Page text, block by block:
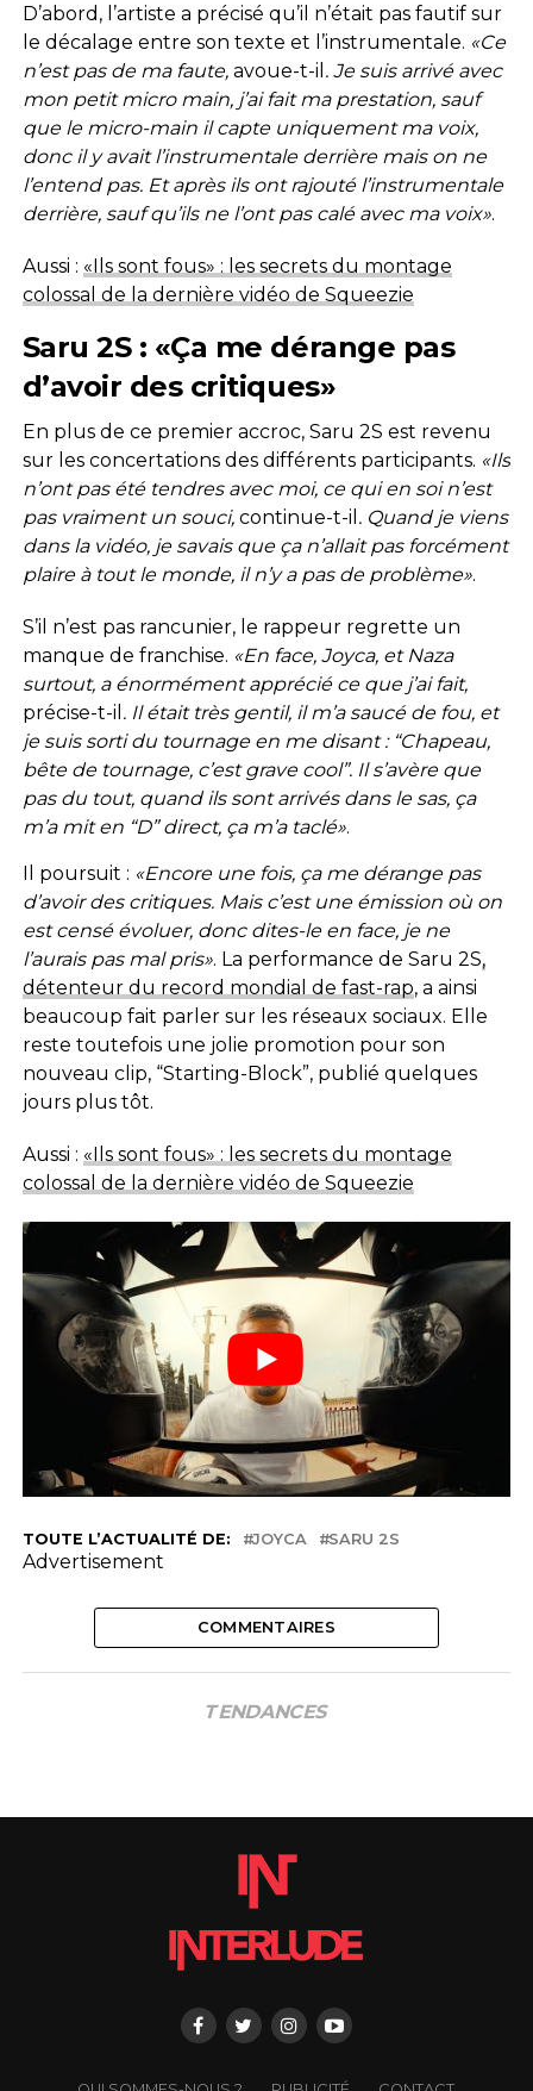
D’abord, l’artiste a précisé qu’il n’était pas fautif sur
le décalage entre son texte et l’instrumentale. «Ce
n’est pas de ma faute, avoue-t-il . Je suis arrivé avec
mon petit micro main, j’ai fait ma prestation, sauf
que le micro-main il capte uniquement ma voix,
donc il y avait l’instrumentale derrière mais on ne
l’entend pas. Et après ils ont rajouté l’instrumentale
derrière, sauf qu’ils ne l’ont pas calé avec ma voix».
Aussi : «Ils sont fous» : les secrets du montage
colossal de la dernière vidéo de Squeezie
Saru 2S : «Ça me dérange pas
d’avoir des critiques»
En plus de ce premier accroc, Saru 2S est revenu
sur les concertations des différents participants. «Ils
n’ont pas été tendres avec moi, ce qui en soi n’est
pas vraiment un souci, continue-t-il . Quand je viens
dans la vidéo, je savais que ça n’allait pas forcément
plaire à tout le monde, il n’y a pas de problème».
S’il n’est pas rancunier, le rappeur regrette un
manque de franchise. «En face, Joyca, et Naza
surtout, a énormément apprécié ce que j’ai fait,
précise-t-il . Il était très gentil, il m’a saucé de fou, et
je suis sorti du tournage en me disant : “Chapeau,
bête de tournage, c’est grave cool”. Il s’avère que
pas du tout, quand ils sont arrivés dans le sas, ça
m’a mit en “D” direct, ça m’a taclé».
Il poursuit : «Encore une fois, ça me dérange pas
d’avoir des critiques. Mais c’est une émission où on
est censé évoluer, donc dites-le en face, je ne
l’aurais pas mal pris». La performance de Saru 2S,
détenteur du record mondial de fast-rap, a ainsi
beaucoup fait parler sur les réseaux sociaux. Elle
reste toutefois une jolie promotion pour son
nouveau clip, “Starting-Block”, publié quelques
jours plus tôt.
Aussi : «Ils sont fous» : les secrets du montage
colossal de la dernière vidéo de Squeezie
TOUTE L’ACTUALITÉ DE: JOYCA SARU 2S
Advertisement
COMMENTAIRES
TENDANCES